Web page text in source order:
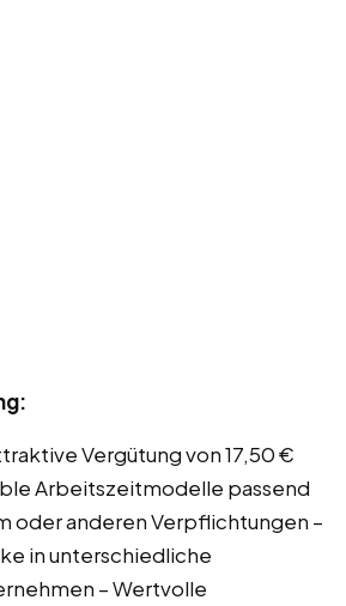
Vergütung von 17,50 €
Arbeitszeitmodelle passend
oder anderen Verpflichtungen –
in unterschiedliche
– Wertvolle